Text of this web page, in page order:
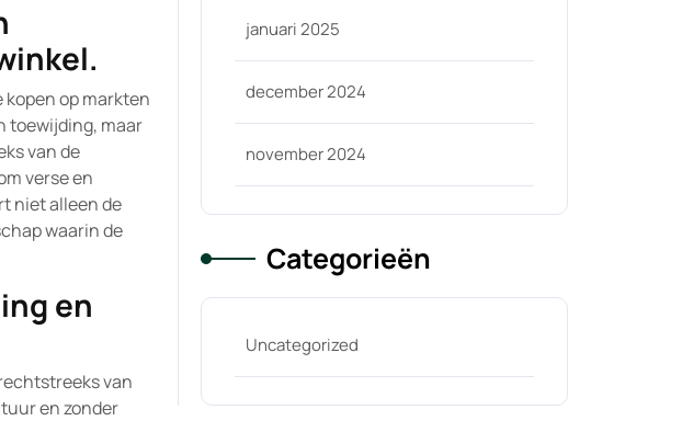
op markten
toewijding, maar
van de
verse en
niet alleen de
waarin de
en
van
en zonder
januari 2025
december 2024
november 2024
Categorieën
Uncategorized